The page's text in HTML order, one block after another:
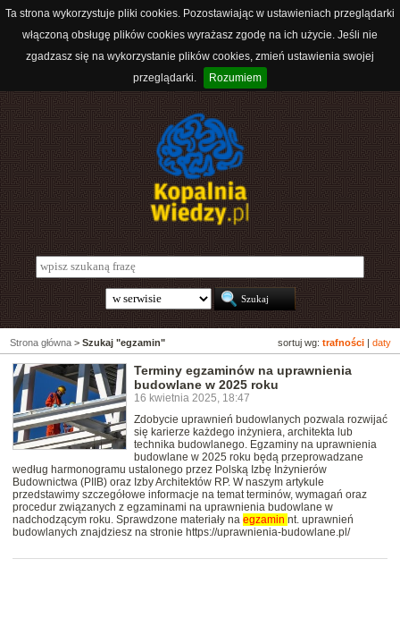
Ta strona wykorzystuje pliki cookies. Pozostawiając w ustawieniach przeglądarki
włączoną obsługę plików cookies wyrażasz zgodę na ich użycie. Jeśli nie
zgadzasz się na wykorzystanie plików cookies, zmień ustawienia swojej
przeglądarki.
Rozumiem
sortuj wg: trafności daty
Strona główna > Szukaj "egzamin"
Terminy egzaminów na uprawnienia
budowlane w 2025 roku
16 kwietnia 2025, 18:47
Zdobycie uprawnień budowlanych pozwala rozwijać
się karierze każdego inżyniera, architekta lub
technika budowlanego. Egzaminy na uprawnienia
budowlane w 2025 roku będą przeprowadzane
według harmonogramu ustalonego przez Polską Izbę Inżynierów
Budownictwa (PIIB) oraz Izby Architektów RP. W naszym artykule
przedstawimy szczegółowe informacje na temat terminów, wymagań oraz
procedur związanych z egzaminami na uprawnienia budowlane w
nadchodzącym roku. Sprawdzone materiały na egzamin nt. uprawnień
budowlanych znajdziesz na stronie https://uprawnienia-budowlane.pl/